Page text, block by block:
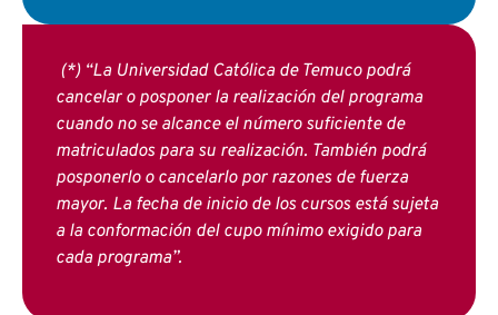
(*) “La Universidad Católica de Temuco podrá
cancelar o posponer la realización del programa
cuando no se alcance el número suficiente de
matriculados para su realización. También podrá
posponerlo o cancelarlo por razones de fuerza
mayor. La fecha de inicio de los cursos está sujeta
a la conformación del cupo mínimo exigido para
cada programa”.